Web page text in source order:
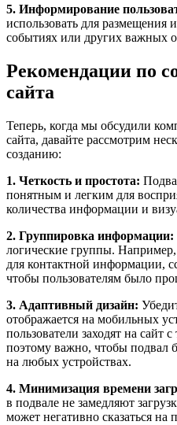
5. Информирование
использовать для
событиях или других важных
Рекомендации по
сайта
Теперь, когда мы обсудили
сайта, давайте рассмотрим
созданию:
1. Четкость и простота:
понятным и легким для
количества информации и
2. Группировка информации:
логические группы. Например,
для контактной информации,
чтобы пользователям было
3. Адаптивный дизайн:
отображается на мобильных
пользователи заходят на сайт
поэтому важно, чтобы подвал
на любых устройствах.
4. Минимизация времени
в подвале не замедляют
может негативно сказаться на